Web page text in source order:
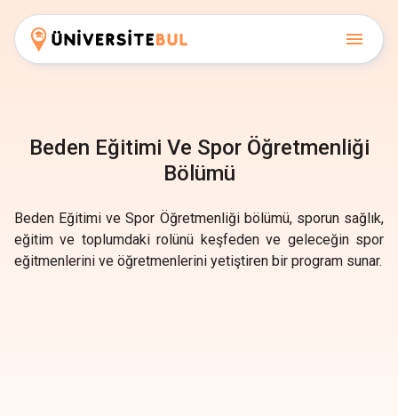
Beden Eğitimi Ve Spor Öğretmenliği
Bölümü
Beden Eğitimi ve Spor Öğretmenliği bölümü, sporun sağlık,
eğitim ve toplumdaki rolünü keşfeden ve geleceğin spor
eğitmenlerini ve öğretmenlerini yetiştiren bir program sunar.